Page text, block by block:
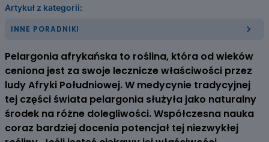
Artykuł z kategorii:
INNE PORADNIKI
Pelargonia afrykańska to roślina, która od wieków
ceniona jest za swoje lecznicze właściwości przez
ludy Afryki Południowej. W medycynie tradycyjnej
tej części świata pelargonia służyła jako naturalny
środek na różne dolegliwości. Współczesna nauka
coraz bardziej docenia potencjał tej niezwykłej